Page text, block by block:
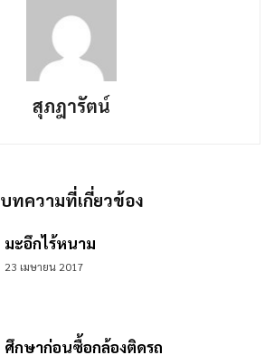
สุภฎารัตน์
บทความที่เกี่ยวข้อง
มะอึกไร้หนาม
23 เมษายน 2017
ศึกษาก่อนซื้อกล้องติดรถ